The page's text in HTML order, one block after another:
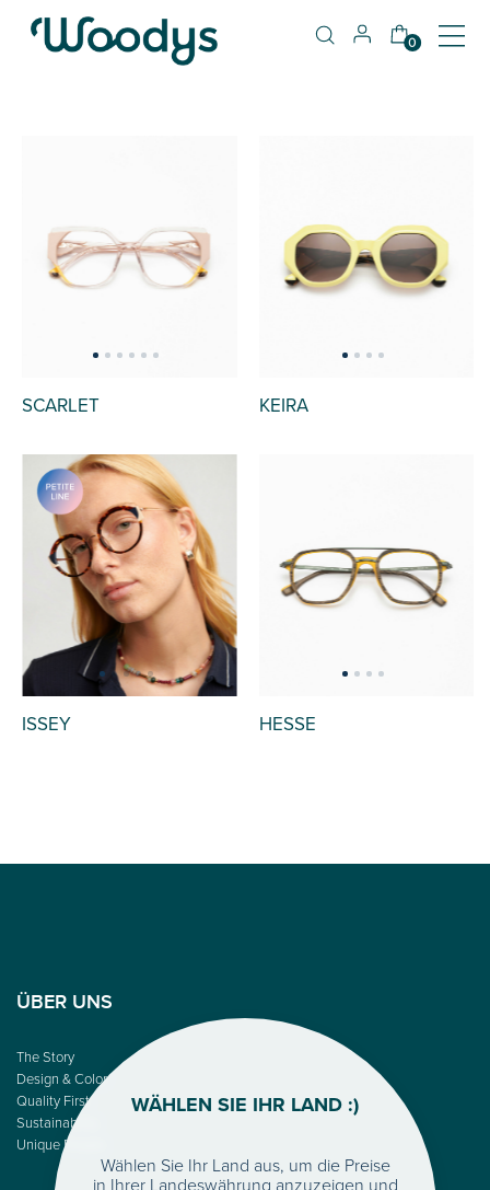
0
SCARLET KEIRA
ISSEY HESSE
ÜBER UNS
The Story
Design & Color
Quality First
Sustainability
Unique People
WÄHLEN SIE IHR LAND :)
Wählen Sie Ihr Land aus, um die Preise
in Ihrer Landeswährung anzuzeigen und